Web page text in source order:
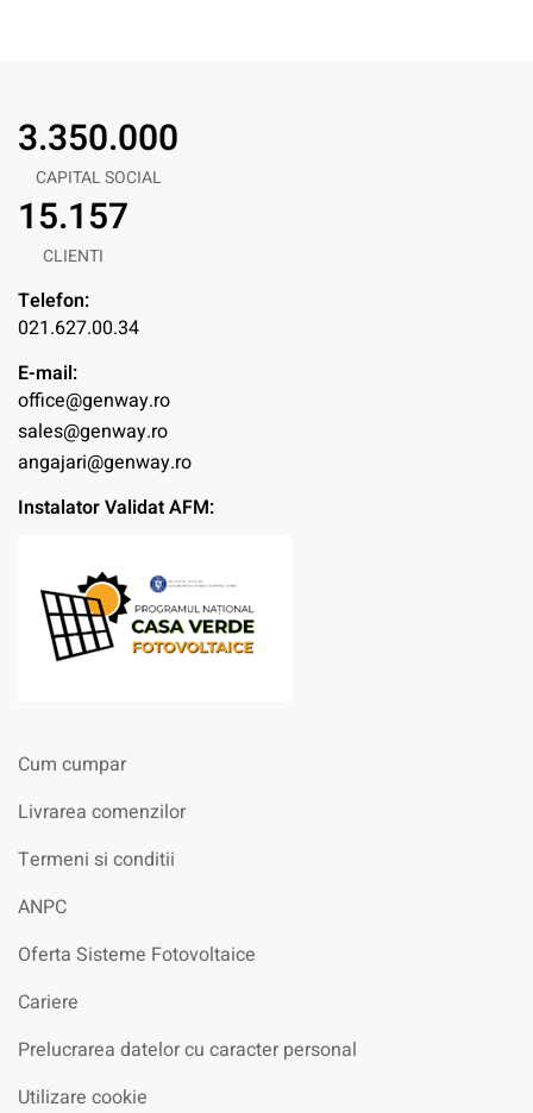
CAPITAL SOCIAL
3.350.000
CLIENTI
15.157
Telefon:
021.627.00.34
E-mail:
office@genway.ro
sales@genway.ro
angajari@genway.ro
Instalator Validat AFM:
Cum cumpar
Livrarea comenzilor
Termeni si conditii
ANPC
Oferta Sisteme Fotovoltaice
Cariere
Prelucrarea datelor cu caracter personal
Utilizare cookie